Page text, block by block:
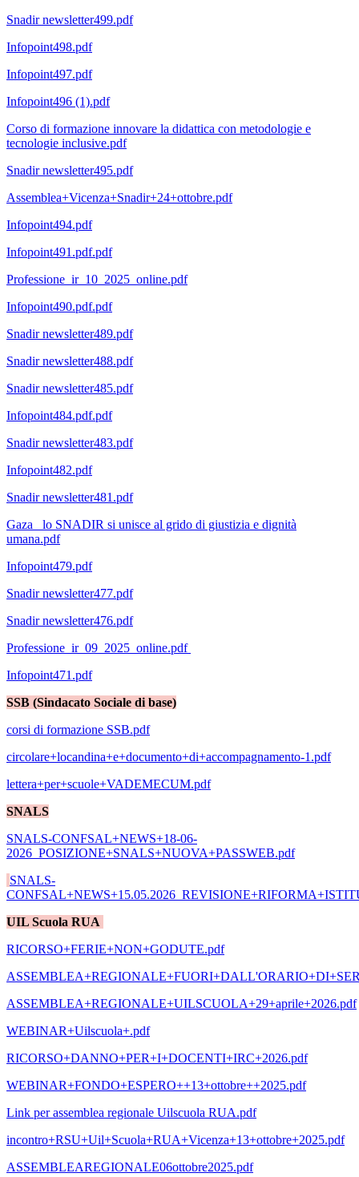
Snadir newsletter499.pdf
Infopoint498.pdf
Infopoint497.pdf
Infopoint496 (1).pdf
Corso di formazione innovare la didattica con metodologie e
tecnologie inclusive.pdf
Snadir newsletter495.pdf
Assemblea+Vicenza+Snadir+24+ottobre.pdf
Infopoint494.pdf
Infopoint491.pdf.pdf
Professione_ir_10_2025_online.pdf
Infopoint490.pdf.pdf
Snadir newsletter489.pdf
Snadir newsletter488.pdf
Snadir newsletter485.pdf
Infopoint484.pdf.pdf
Snadir newsletter483.pdf
Infopoint482.pdf
Snadir newsletter481.pdf
Gaza_ lo SNADIR si unisce al grido di giustizia e dignità
umana.pdf
Infopoint479.pdf
Snadir newsletter477.pdf
Snadir newsletter476.pdf
Professione_ir_09_2025_online.pdf
Infopoint471.pdf
SSB (Sindacato Sociale di base)
corsi di formazione SSB.pdf
circolare+locandina+e+documento+di+accompagnamento-1.pdf
lettera+per+scuole+VADEMECUM.pdf
SNALS
SNALS-CONFSAL+NEWS+18-06-
2026_POSIZIONE+SNALS+NUOVA+PASSWEB.pdf
SNALS-
UIL Scuola RUA
RICORSO+FERIE+NON+GODUTE.pdf
ASSEMBLEA+REGIONALE+UILSCUOLA+29+aprile+2026.pdf
WEBINAR+Uilscuola+.pdf
RICORSO+DANNO+PER+I+DOCENTI+IRC+2026.pdf
WEBINAR+FONDO+ESPERO++13+ottobre++2025.pdf
Link per assemblea regionale Uilscuola RUA.pdf
incontro+RSU+Uil+Scuola+RUA+Vicenza+13+ottobre+2025.pdf
ASSEMBLEAREGIONALE06ottobre2025.pdf